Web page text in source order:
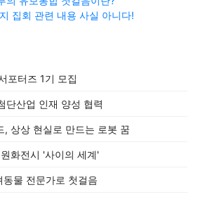
집회 관련 내용 사실 아니다!
포터즈 1기 모집
단산업 인재 양성 협력
, 상상 현실로 만드는 로봇 꿈
화전시 '사이의 세계'
물 전문가로 첫걸음